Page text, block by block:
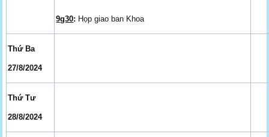
9g30: Họp giao ban Khoa
Thứ Ba
27/8/2024
Thứ Tư
28/8/2024